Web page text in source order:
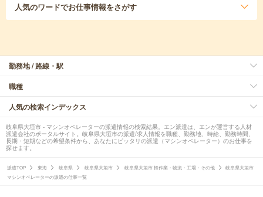
人気のワードでお仕事情報をさがす
勤務地 / 路線・駅
職種
人気の検索インデックス
岐阜県大垣市 - マシンオペレーターの派遣情報の検索結果。エン派遣は、エンが運営する人材
派遣会社のポータルサイト。岐阜県大垣市の派遣/求人情報を職種、勤務地、時給、勤務時間、
長期・短期などの希望条件から、あなたにピッタリの派遣（マシンオペレーター）のお仕事を
探せます。
派遣TOP 東海 岐阜県 岐阜県大垣市 岐阜県大垣市 軽作業・物流・工場・その他
岐阜県大垣市
マシンオペレーターの派遣の仕事一覧